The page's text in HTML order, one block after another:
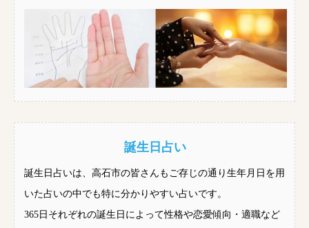
誕生日占い
誕生日占いは、高石市の皆さんもご存じの通り生年月日を用
いた占いの中でも特に分かりやすい占いです。
365日それぞれの誕生日によって性格や恋愛傾向・適職など